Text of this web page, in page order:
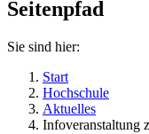
Seitenpfad
Sie sind hier:
Start
Hochschule
Aktuelles
Infoveranstaltung